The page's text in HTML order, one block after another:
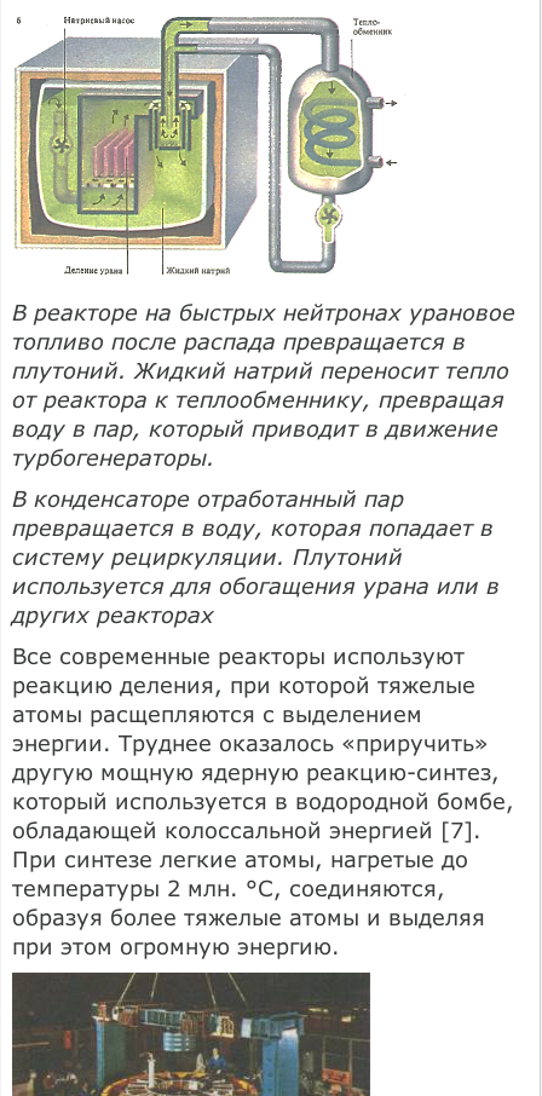
В реакторе на быстрых нейтронах урановое
топливо после распада превращается в
плутоний. Жидкий натрий переносит тепло
от реактора к теплообменнику, превращая
воду в пар, который приводит в движение
турбогенераторы.
В конденсаторе отработанный пар
превращается в воду, которая попадает в
систему рециркуляции. Плутоний
используется для обогащения урана или в
других реакторах
Все современные реакторы используют
реакцию деления, при которой тяжелые
атомы расщепляются с выделением
энергии. Труднее оказалось «приручить»
другую мощную ядерную реакцию-синтез,
который используется в водородной бомбе,
обладающей колоссальной энергией [7].
При синтезе легкие атомы, нагретые до
температуры 2 млн. °С, соединяются,
образуя более тяжелые атомы и выделяя
при этом огромную энергию.